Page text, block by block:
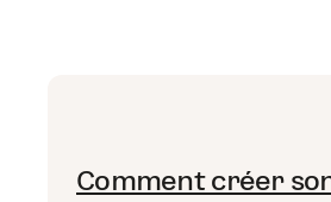
Comment créer